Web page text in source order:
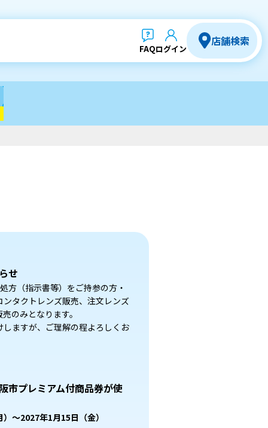
FAQログイン
店舗検索
せ
方（指示書等）をご持参の方・
タクトレンズ販売、注文レンズ
のみとなります。
ますが、ご理解の程よろしくお
市プレミアム付商品券が使
～2027年1月15日（金）